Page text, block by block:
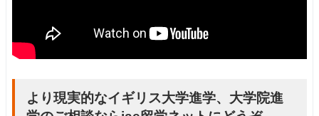
より現実的なイギリス大学進学、大学院進